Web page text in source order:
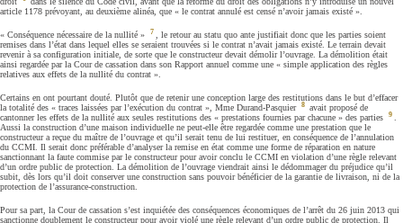
article 1178 prévoyant, au deuxième alinéa, que « le contrat annulé est censé n’avoir jamais existé ».
« Conséquence nécessaire de la nullité » 7
, le retour au statu quo ante justifiait donc que les parties soient
remises dans l’état dans lequel elles se seraient trouvées si le contrat n’avait jamais existé. Le terrain devait
revenir à sa configuration initiale, de sorte que le constructeur devait démolir l’ouvrage. La démolition était
ainsi regardée par la Cour de cassation dans son Rapport annuel comme une « simple application des règles
relatives aux effets de la nullité du contrat ».
Certains en ont pourtant douté. Plutôt que de retenir une conception large des restitutions dans le but d’effacer
la totalité des « traces laissées par l’exécution du contrat », Mme Durand-Pasquier 8 avait proposé de
cantonner les effets de la nullité aux seules restitutions des « prestations fournies par chacune » des parties
9
Aussi la construction d’une maison individuelle ne peut-elle être regardée comme une prestation que le
constructeur a reçue du maître de l’ouvrage et qu’il serait tenu de lui restituer, en conséquence de l’annulation
du CCMI. Il serait donc préférable d’analyser la remise en état comme une forme de réparation en nature
sanctionnant la faute commise par le constructeur pour avoir conclu le CCMI en violation d’une règle relevant
d’un ordre public de protection. La démolition de l’ouvrage viendrait ainsi le dédommager du préjudice qu’il
subit, dès lors qu’il doit conserver une construction sans pouvoir bénéficier de la garantie de livraison, ni de la
protection de l’assurance-construction.
Pour sa part, la Cour de cassation s’est inquiétée des conséquences économiques de l’arrêt du 26 juin 2013 qui
sanctionne doublement le constructeur pour avoir violé une règle relevant d’un ordre public de protection. Il